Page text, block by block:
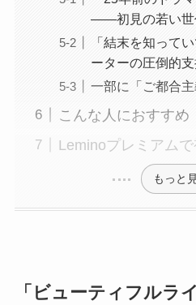
——初見の若い世
「結末を知って
ーターの圧倒的
一部に「ご都合
こんな人におすすめ
Leminoプレミアム
もっと
「ビューティフルラ